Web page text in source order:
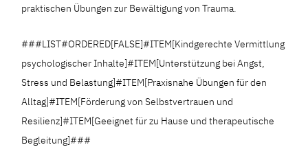
praktischen Übungen zur Bewältigung von Trauma.
###LIST#ORDERED[FALSE]#ITEM[Kindgerechte Vermittlung
psychologischer Inhalte]#ITEM[Unterstützung bei Angst,
Stress und Belastung]#ITEM[Praxisnahe Übungen für den
Alltag]#ITEM[Förderung von Selbstvertrauen und
Resilienz]#ITEM[Geeignet für zu Hause und therapeutische
Begleitung]###